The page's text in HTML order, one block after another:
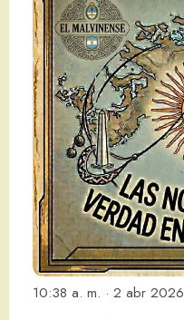
10:38 a. m. · 2 abr 2026